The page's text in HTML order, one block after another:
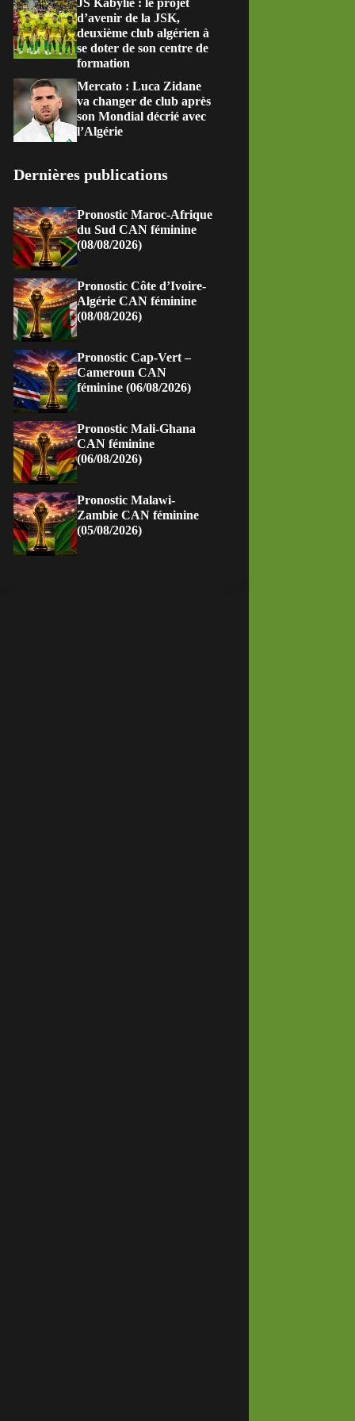
JS Kabylie : le projet
d’avenir de la JSK,
deuxième club algérien à
se doter de son centre de
formation
Mercato : Luca Zidane
va changer de club après
son Mondial décrié avec
l’Algérie
Dernières publications
Pronostic Maroc-Afrique
du Sud CAN féminine
(08/08/2026)
Pronostic Côte d’Ivoire-
Algérie CAN féminine
(08/08/2026)
Pronostic Cap-Vert –
Cameroun CAN
féminine (06/08/2026)
Pronostic Mali-Ghana
CAN féminine
(06/08/2026)
Pronostic Malawi-
Zambie CAN féminine
(05/08/2026)